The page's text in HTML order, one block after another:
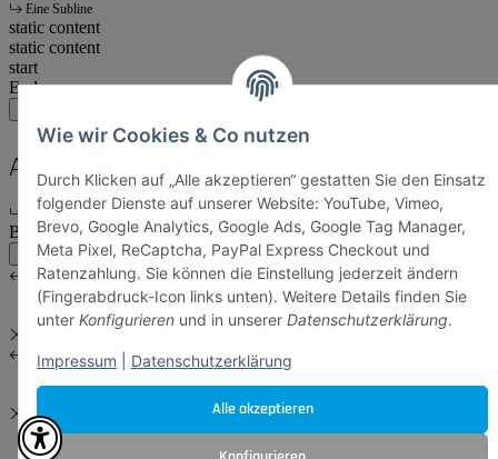
Alle akzeptieren
Wie wir Cookies & Co nutzen
Durch Klicken auf „Alle akzeptieren“ gestatten Sie den Einsatz
folgender Dienste auf unserer Website: YouTube, Vimeo,
Brevo, Google Analytics, Google Ads, Google Tag Manager,
Meta Pixel, ReCaptcha, PayPal Express Checkout und
Ratenzahlung. Sie können die Einstellung jederzeit ändern
(Fingerabdruck-Icon links unten). Weitere Details finden Sie
unter Konfigurieren und in unserer Datenschutzerklärung.
Impressum Datenschutzerklärung
Eine Subline
static content
static content
start
Ende
Another Headline
Eine Subline
Body Content
main:another main